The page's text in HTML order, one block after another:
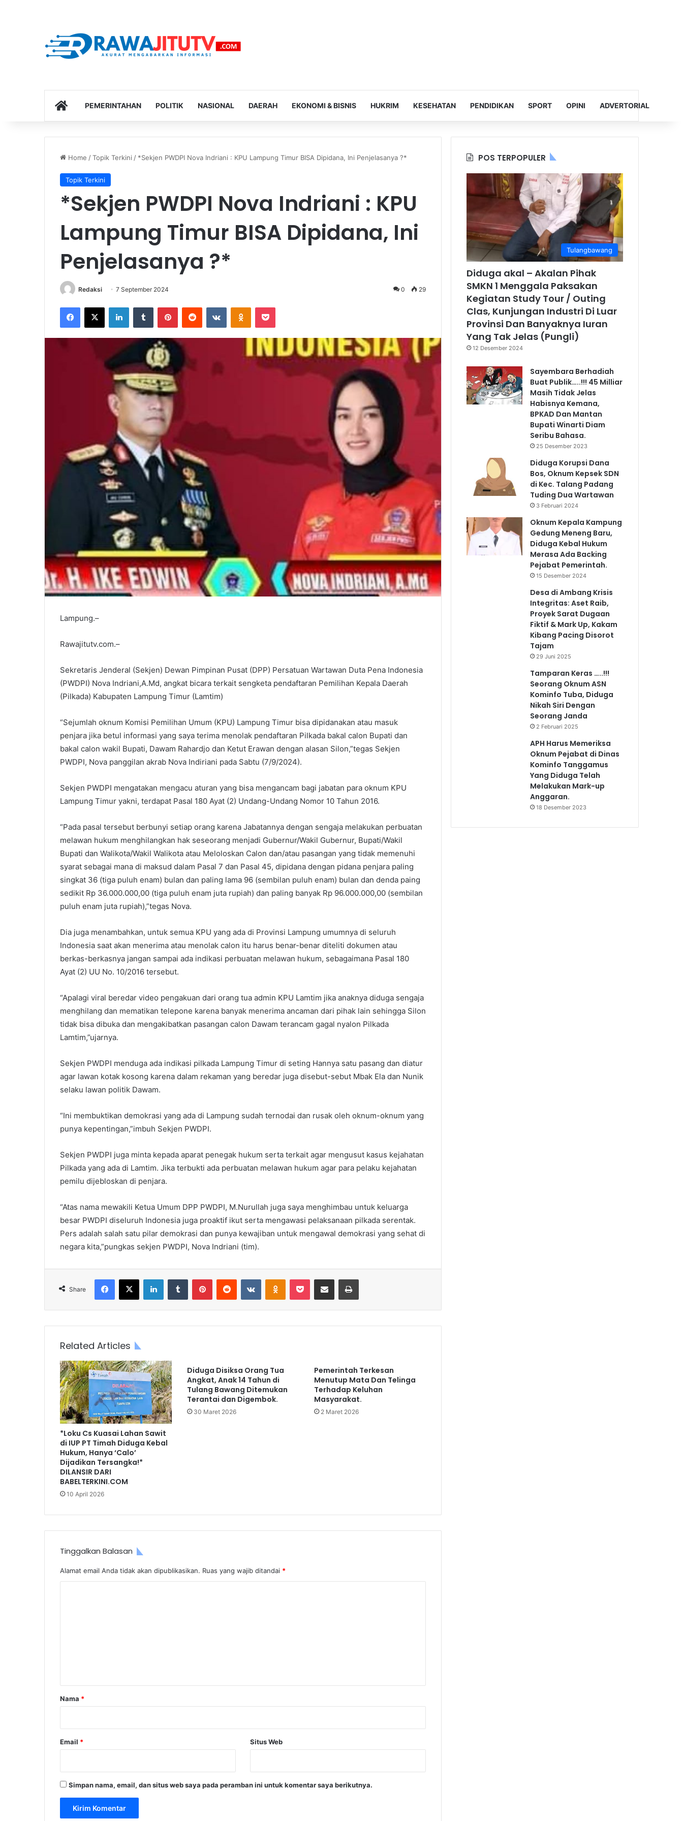
HOMEPEMERINTAHAN POLITIK NASIONAL DAERAH EKONOMI & BISNIS HUKRIM KESEHATAN PENDIDIKAN SPORT OPINI ADVERTORIAL
Home /Topik Terkini / *Sekjen PWDPI Nova Indriani : KPU Lampung Timur BISA Dipidana, Ini Penjelasanya ?*
Topik Terkini
*Sekjen PWDPI Nova Indriani : KPU
Lampung Timur BISA Dipidana, Ini
Penjelasanya ?*
Redaksi 7 September 2024 0 29
Facebook
X LinkedInTumblr PinterestReddit VKontakteOdnoklassniki
Pocket
Lampung.–
Rawajitutv.com.–
Sekretaris Jenderal (Sekjen) Dewan Pimpinan Pusat (DPP) Persatuan Wartawan Duta Pena Indonesia
(PWDPI) Nova Indriani,A.Md, angkat bicara terkait sengketa pendaftaran Pemilihan Kepala Daerah
(Pilkada) Kabupaten Lampung Timur (Lamtim)
“Sejumlah oknum Komisi Pemilihan Umum (KPU) Lampung Timur bisa dipidanakan atau masuk
penjara jika betul informasi yang saya terima menolak pendaftaran Pilkada bakal calon Bupati dan
bakal calon wakil Bupati, Dawam Rahardjo dan Ketut Erawan dengan alasan Silon,”tegas Sekjen
PWDPI, Nova panggilan akrab Nova Indiriani pada Sabtu (7/9/2024).
Sekjen PWDPI mengatakan mengacu aturan yang bisa mengancam bagi jabatan para oknum KPU
Lampung Timur yakni, terdapat Pasal 180 Ayat (2) Undang-Undang Nomor 10 Tahun 2016.
“Pada pasal tersebut berbunyi setiap orang karena Jabatannya dengan sengaja melakukan perbuatan
melawan hukum menghilangkan hak seseorang menjadi Gubernur/Wakil Gubernur, Bupati/Wakil
Bupati dan Walikota/Wakil Walikota atau Meloloskan Calon dan/atau pasangan yang tidak memenuhi
syarat sebagai mana di maksud dalam Pasal 7 dan Pasal 45, dipidana dengan pidana penjara paling
singkat 36 (tiga puluh enam) bulan dan paling lama 96 (sembilan puluh enam) bulan dan denda paing
sedikit Rp 36.000.000,00 (tiga puluh enam juta rupiah) dan paling banyak Rp 96.000.000,00 (sembilan
puluh enam juta rupiah),”tegas Nova.
Dia juga menambahkan, untuk semua KPU yang ada di Provinsi Lampung umumnya di seluruh
Indonesia saat akan menerima atau menolak calon itu harus benar-benar diteliti dokumen atau
berkas-berkasnya jangan sampai ada indikasi perbuatan melawan hukum, sebagaimana Pasal 180
Ayat (2) UU No. 10/2016 tersebut.
“Apalagi viral beredar video pengakuan dari orang tua admin KPU Lamtim jika anaknya diduga sengaja
menghilang dan mematikan telepone karena banyak menerima ancaman dari pihak lain sehingga Silon
tidak bisa dibuka dan mengakibatkan pasangan calon Dawam terancam gagal nyalon Pilkada
Lamtim,”ujarnya.
Sekjen PWDPI menduga ada indikasi pilkada Lampung Timur di seting Hannya satu pasang dan diatur
agar lawan kotak kosong karena dalam rekaman yang beredar juga disebut-sebut Mbak Ela dan Nunik
selaku lawan politik Dawam.
“Ini membuktikan demokrasi yang ada di Lampung sudah ternodai dan rusak oleh oknum-oknum yang
punya kepentingan,”imbuh Sekjen PWDPI.
Sekjen PWDPI juga minta kepada aparat penegak hukum serta terkait agar mengusut kasus kejahatan
Pilkada yang ada di Lamtim. Jika terbukti ada perbuatan melawan hukum agar para pelaku kejahatan
pemilu dijebloskan di penjara.
“Atas nama mewakili Ketua Umum DPP PWDPI, M.Nurullah juga saya menghimbau untuk keluarga
besar PWDPI diseluruh Indonesia juga proaktif ikut serta mengawasi pelaksanaan pilkada serentak.
Pers adalah salah satu pilar demokrasi dan punya kewajiban untuk mengawal demokrasi yang sehat di
negara kita,”pungkas sekjen PWDPI, Nova Indriani (tim).
Share
Facebook
X LinkedInTumblr PinterestReddit VKontakteOdnoklassniki
Pocket Share via Email Print
Related Articles
*Loku Cs Kuasai Lahan Sawit
di IUP PT Timah Diduga Kebal
Hukum, Hanya ‘Calo’
Dijadikan Tersangka!*
DILANSIR DARI
BABELTERKINI.COM
10 April 2026
Diduga Disiksa Orang Tua
Angkat, Anak 14 Tahun di
Tulang Bawang Ditemukan
Terantai dan Digembok.
30 Maret 2026
Pemerintah Terkesan
Menutup Mata Dan Telinga
Terhadap Keluhan
Masyarakat.
2 Maret 2026
Tinggalkan Balasan
Alamat email Anda tidak akan dipublikasikan. Ruas yang wajib ditandai *
r
Nama *
Email * Situs Web
Simpan nama, email, dan situs web saya pada peramban ini untuk komentar saya berikutnya.
POS TERPOPULER
Tulangbawang
Diduga akal – Akalan Pihak
SMKN 1 Menggala Paksakan
Kegiatan Study Tour / Outing
Clas, Kunjungan Industri Di Luar
Provinsi Dan Banyaknya Iuran
Yang Tak Jelas (Pungli)
12 Desember 2024
Sayembara Berhadiah
Buat Publik…..!!! 45 Milliar
Masih Tidak Jelas
Habisnya Kemana,
BPKAD Dan Mantan
Bupati Winarti Diam
Seribu Bahasa.
25 Desember 2023
Diduga Korupsi Dana
Bos, Oknum Kepsek SDN
di Kec. Talang Padang
Tuding Dua Wartawan
3 Februari 2024
Oknum Kepala Kampung
Gedung Meneng Baru,
Diduga Kebal Hukum
Merasa Ada Backing
Pejabat Pemerintah.
15 Desember 2024
Desa di Ambang Krisis
Integritas: Aset Raib,
Proyek Sarat Dugaan
Fiktif & Mark Up, Kakam
Kibang Pacing Disorot
Tajam
29 Juni 2025
Tamparan Keras …..!!!
Seorang Oknum ASN
Kominfo Tuba, Diduga
Nikah Siri Dengan
Seorang Janda
2 Februari 2025
APH Harus Memeriksa
Oknum Pejabat di Dinas
Kominfo Tanggamus
Yang Diduga Telah
Melakukan Mark-up
Anggaran.
18 Desember 2023